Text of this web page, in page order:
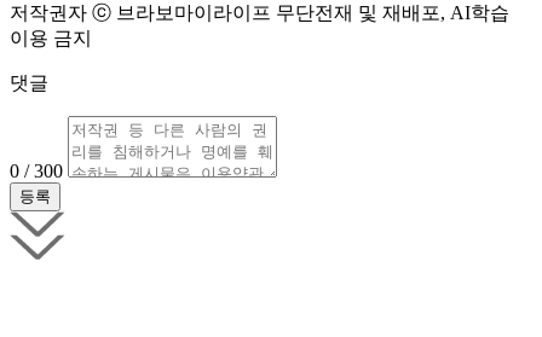
저작권자 ⓒ 브라보마이라이프 무단전재 및 재배포, AI학습
이용 금지
댓글
0 / 300